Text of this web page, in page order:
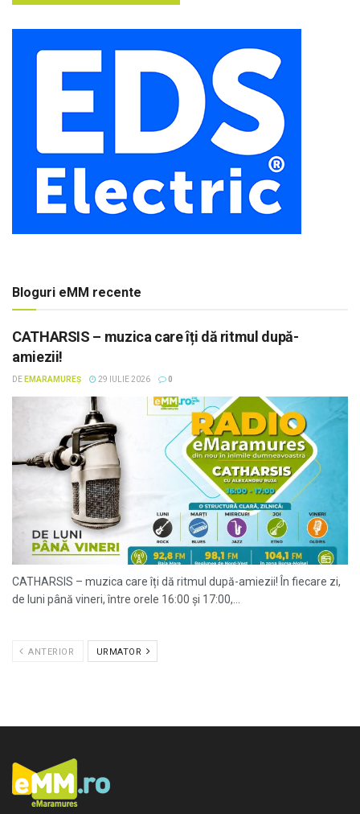
Bloguri eMM recente
CATHARSIS – muzica care îți dă ritmul după-
amiezii!
DE EMARAMUREȘ 29 IULIE 2026 0
CATHARSIS – muzica care îți dă ritmul după-amiezii! În fiecare zi,
de luni până vineri, între orele 16:00 și 17:00,...
ANTERIOR URMATOR